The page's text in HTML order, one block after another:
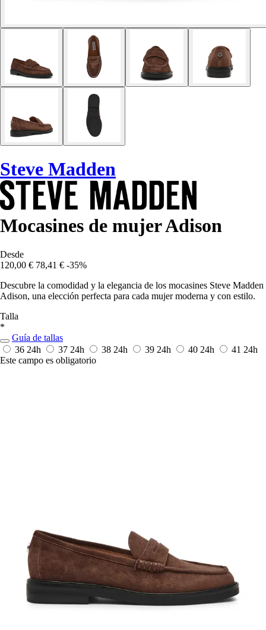
Steve Madden
Mocasines de mujer Adison
Desde
120,00 € 78,41 € -35%
Descubre la comodidad y la elegancia de los mocasines Steve Madden
Adison, una elección perfecta para cada mujer moderna y con estilo.
Talla
*
Guía de tallas
36 24h 37 24h 38 24h 39 24h 40 24h 41 24h
Este campo es obligatorio